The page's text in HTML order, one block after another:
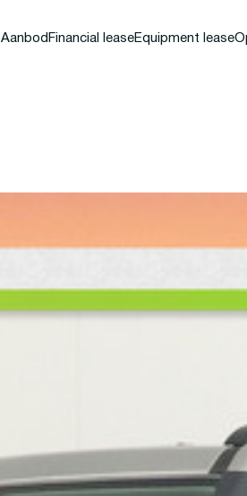
Aanbod Financial leaseEquipment lease